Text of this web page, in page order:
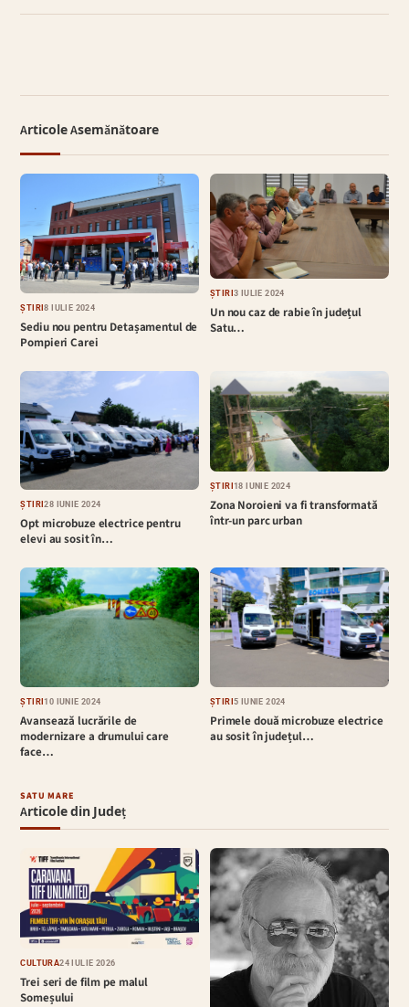
Articole Asemănătoare
ȘTIRI8 IULIE 2024
Sediu nou pentru Detașamentul de
Pompieri Carei
ȘTIRI3 IULIE 2024
Un nou caz de rabie în județul
Satu…
ȘTIRI28 IUNIE 2024
Opt microbuze electrice pentru
elevi au sosit în…
ȘTIRI18 IUNIE 2024
Zona Noroieni va fi transformată
într-un parc urban
ȘTIRI10 IUNIE 2024
Avansează lucrările de
modernizare a drumului care
face…
ȘTIRI5 IUNIE 2024
Primele două microbuze electrice
au sosit în județul…
SATU MARE
Articole din Județ
CULTURĂ24 IULIE 2026
Trei seri de film pe malul
Someșului